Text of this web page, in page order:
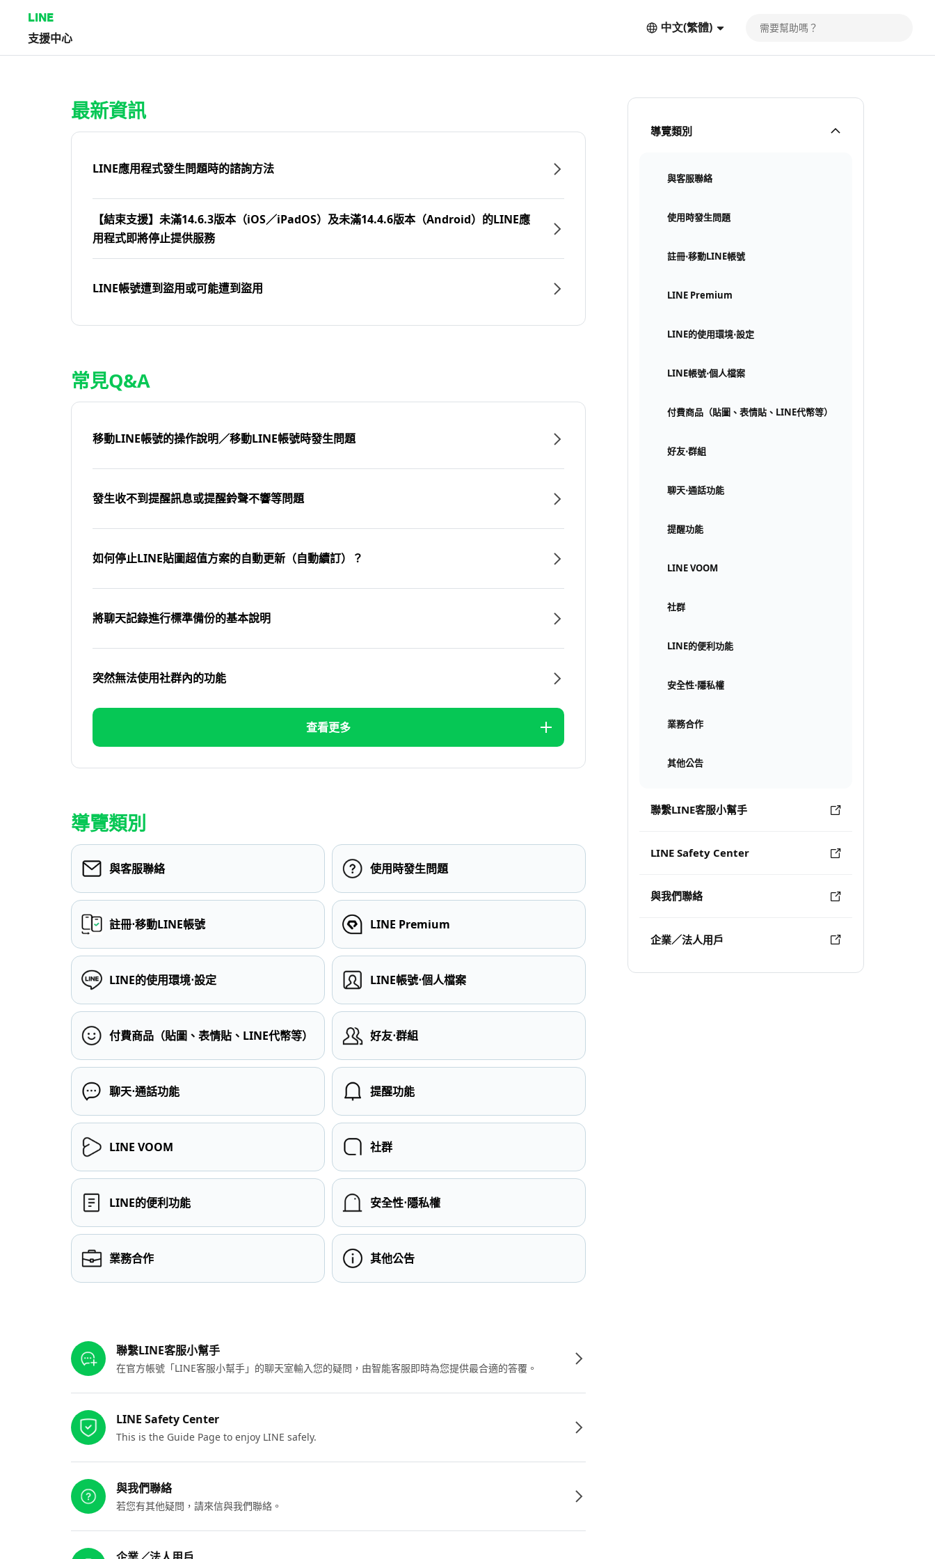
LINE
支援中心
中文(繁體)
導覽類別
與客服聯絡
使用時發生問題
註冊⋅移動LINE帳號
LINE Premium
LINE的使用環境⋅設定
LINE帳號⋅個人檔案
付費商品（貼圖、表情貼、LINE代幣等）
好友⋅群組
聊天⋅通話功能
提醒功能
LINE VOOM
社群
LINE的便利功能
安全性⋅隱私權
業務合作
其他公告
聯繫LINE客服小幫手
LINE Safety Center
與我們聯絡
企業／法人用戶
最新資訊
LINE應用程式發生問題時的諮詢方法
【結束支援】未滿14.6.3版本（iOS／iPadOS）及未滿14.4.6版本（Android）的LINE應
用程式即將停止提供服務
LINE帳號遭到盜用或可能遭到盜用
常見Q&A
移動LINE帳號的操作說明／移動LINE帳號時發生問題
發生收不到提醒訊息或提醒鈴聲不響等問題
如何停止LINE貼圖超值方案的自動更新（自動續訂）？
將聊天記錄進行標準備份的基本說明
突然無法使用社群內的功能
查看更多
導覽類別
與客服聯絡 使用時發生問題
註冊⋅移動LINE帳號 LINE Premium
LINE的使用環境⋅設定 LINE帳號⋅個人檔案
付費商品（貼圖、表情貼、LINE代幣等） 好友⋅群組
聊天⋅通話功能 提醒功能
LINE VOOM 社群
LINE的便利功能 安全性⋅隱私權
業務合作 其他公告
聯繫LINE客服小幫手
在官方帳號「LINE客服小幫手」的聊天室輸入您的疑問，由智能客服即時為您提供最合適的答覆。
LINE Safety Center
This is the Guide Page to enjoy LINE safely.
與我們聯絡
若您有其他疑問，請來信與我們聯絡。